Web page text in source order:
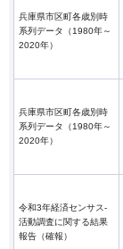
兵庫県市区町各歳別時
系列データ（1980年～
2020年）
兵庫県市区町各歳別時
系列データ（1980年～
2020年）
令和3年経済センサス-
活動調査に関する結果
報告（確報）